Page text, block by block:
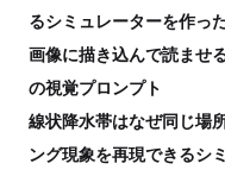
るシミュレーターを作っ
画像に描き込んで読ませ
の視覚プロンプト
線状降水帯はなぜ同じ場
ング現象を再現できるシ